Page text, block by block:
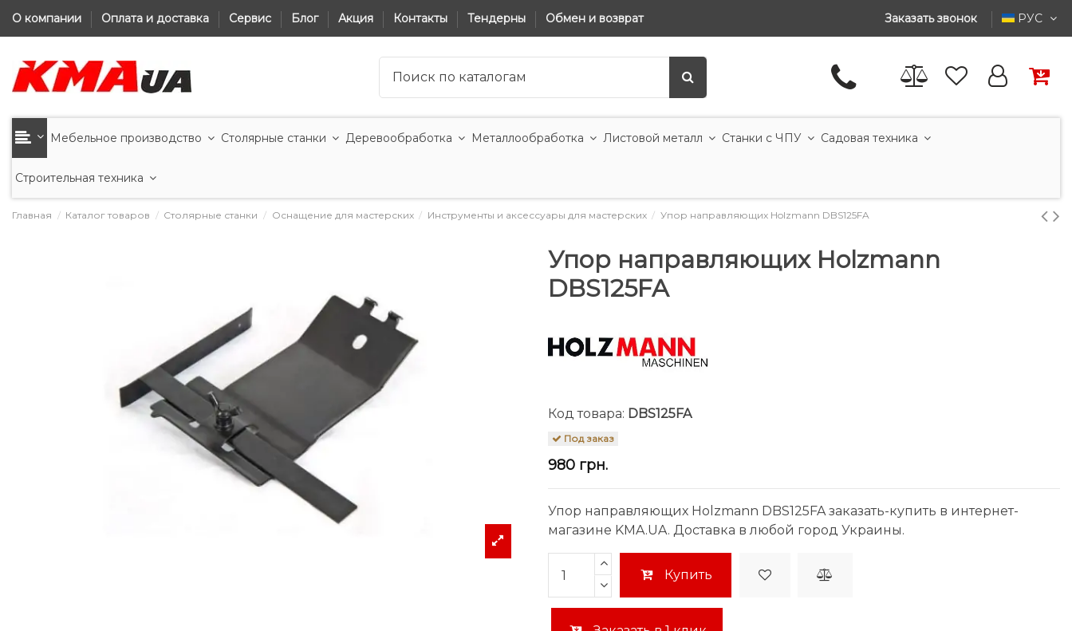
О компании Оплата и доставка Сервис Блог Акция Контакты Тендерны Обмен и возврат Заказать звонок РУС
Мебельное производство Столярные станки Деревообработка Металлообработка Листовой металл Станки с ЧПУ Садовая техника
Строительная техника
Главная Каталог товаров Столярные станки Оснащение для мастерских Инструменты и аксессуары для мастерских Упор направляющих Holzmann DBS125FA
Упор направляющих Holzmann
DBS125FA
Код товара: DBS125FA
Под заказ
980 грн.
Упор направляющих Holzmann DBS125FA заказать-купить в интернет-
магазине KMA.UA. Доставка в любой город Украины.
Купить